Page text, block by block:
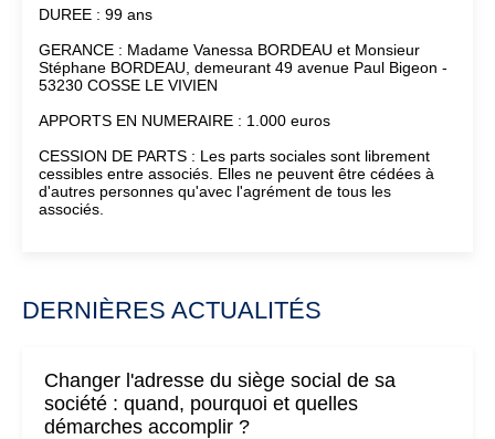
DUREE : 99 ans
GERANCE : Madame Vanessa BORDEAU et Monsieur
Stéphane BORDEAU, demeurant 49 avenue Paul Bigeon -
53230 COSSE LE VIVIEN
APPORTS EN NUMERAIRE : 1.000 euros
CESSION DE PARTS : Les parts sociales sont librement
cessibles entre associés. Elles ne peuvent être cédées à
d'autres personnes qu'avec l'agrément de tous les
associés.
DERNIÈRES ACTUALITÉS
Changer l'adresse du siège social de sa
société : quand, pourquoi et quelles
démarches accomplir ?